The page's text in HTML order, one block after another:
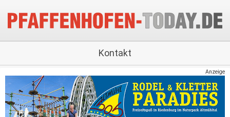
Kontakt
Anzeige